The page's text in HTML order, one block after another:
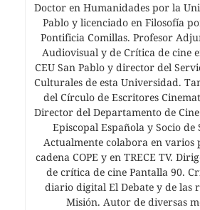
Doctor en Humanidades por la
Pablo y licenciado en Filosofía
Pontificia Comillas. Profesor
Audiovisual y de Crítica de cine
CEU San Pablo y director del
Culturales de esta Universidad.
del Círculo de Escritores
Director del Departamento de
Episcopal Española y Socio de
Actualmente colabora en varios
cadena COPE y en TRECE TV.
de crítica de cine Pantalla 90.
diario digital El Debate y de las
Misión. Autor de diversas